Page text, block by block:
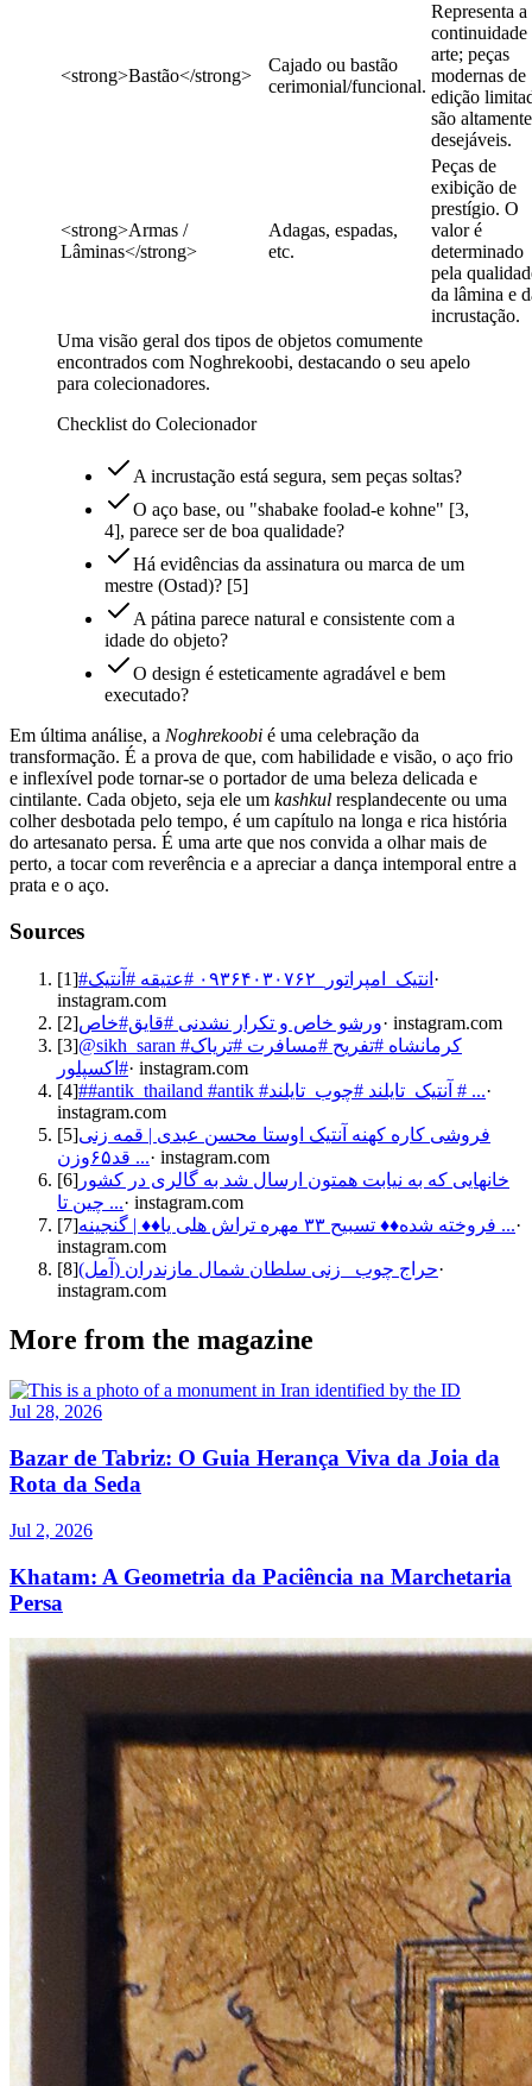
<strong>Bastão</strong>
Cajado ou bastão
cerimonial/funcional.
Representa a
continuidade
arte; peças
modernas de
edição
são altamente
desejáveis.
<strong>Armas /
Lâminas</strong>
Adagas, espadas,
etc.
Peças de
exibição de
prestígio. O
valor é
determinado
pela
da lâmina e
incrustação.
Uma visão geral dos tipos de objetos comumente
encontrados com Noghrekoobi, destacando o seu apelo
para colecionadores.
Checklist do Colecionador
A incrustação está segura, sem peças soltas?
O aço base, ou "shabake foolad-e kohne" [3,
4], parece ser de boa qualidade?
Há evidências da assinatura ou marca de um
mestre (Ostad)? [5]
A pátina parece natural e consistente com a
idade do objeto?
O design é esteticamente agradável e bem
executado?
Em última análise, a Noghrekoobi é uma celebração da
transformação. É a prova de que, com habilidade e visão, o aço frio
e inflexível pode tornar-se o portador de uma beleza delicada e
cintilante. Cada objeto, seja ele um kashkul resplandecente ou uma
colher desbotada pelo tempo, é um capítulo na longa e rica história
do artesanato persa. É uma arte que nos convida a olhar mais de
perto, a tocar com reverência e a apreciar a dança intemporal entre a
prata e o aço.
Sources
[1] #انتیک_امپراتور_۰۹۳۶۴۰۳۰۷۶۲ #عتیقه #آنتیک ·
instagram.com
[2]ورشو خاص و تکرار نشدنی #قایق#خاص· instagram.com
[3]@sikh_saran #کرمانشاه #تفریح #مسافرت #تریاک
#اکسپلور· instagram.com
[4] ##antik_thailand #antik #آنتیک_تایلند #چوب_تایلند # ...·
instagram.com
[5]قمه زنی‎ | ‎فروشی کاره کهنه آنتیک اوستا محسن عبدی
قد۶۵وزن ...· instagram.com
[6] خانهایی که به نیابت همتون ارسال شد به گالری در کشور
چین تا ...· instagram.com
[7] ‎گنجینه‎ | ‎♦️♦️فروخته شده♦️♦️ تسبیح ۳۳ مهره تراش هلی یا ...·
instagram.com
[8]حراج چوب _زنی سلطان شمال مازندران (آمل)·
instagram.com
More from the magazine
Jul 28, 2026
Bazar de Tabriz: O Guia Herança Viva da Joia da
Rota da Seda
Jul 2, 2026
Khatam: A Geometria da Paciência na Marchetaria
Persa